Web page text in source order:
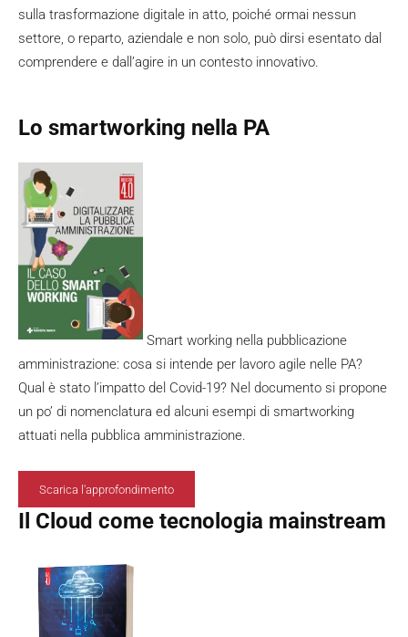
sulla trasformazione digitale in atto, poiché ormai nessun
settore, o reparto, aziendale e non solo, può dirsi esentato dal
comprendere e dall’agire in un contesto innovativo.
Lo smartworking nella PA
Smart working nella pubblicazione
amministrazione: cosa si intende per lavoro agile nelle PA?
Qual è stato l’impatto del Covid-19? Nel documento si propone
un po’ di nomenclatura ed alcuni esempi di smartworking
attuati nella pubblica amministrazione.
Scarica l'approfondimento
Il Cloud come tecnologia mainstream